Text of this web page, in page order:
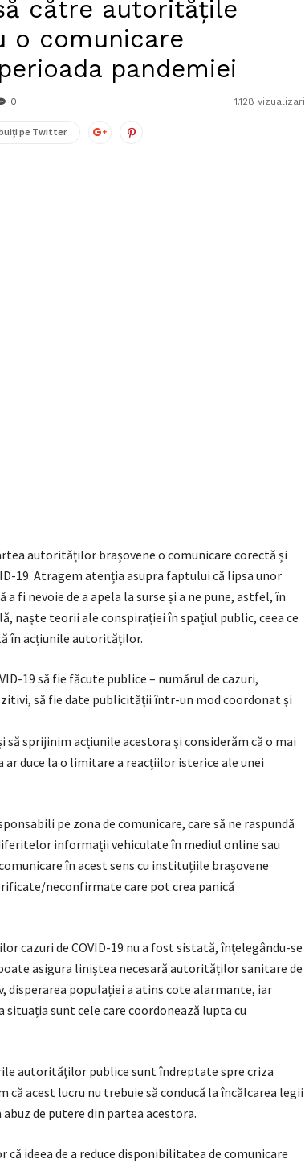
către autoritățile
o comunicare
pandemiei
0 1.128 vizualizari
pe Twitter
autorităților brașovene o comunicare corectă și
19. Atragem atenția asupra faptului că lipsa unor
fi nevoie de a apela la surse și a ne pune, astfel, în
naște teorii ale conspirației în spațiul public, ceea ce
în acțiunile autorităților.
19 să fie făcute publice – numărul de cazuri,
să fie date publicității într-un mod coordonat și
sprijinim acțiunile acestora și considerăm că o mai
duce la o limitare a reacțiilor isterice ale unei
pe zona de comunicare, care să ne raspundă
informații vehiculate în mediul online sau
în acest sens cu instituțiile brașovene
neconfirmate care pot crea panică
cazuri de COVID-19 nu a fost sistată, înțelegându-se
asigura liniștea necesară autorităților sanitare de
disperarea populației a atins cote alarmante, iar
sunt cele care coordonează lupta cu
autorităţilor publice sunt îndreptate spre criza
că acest lucru nu trebuie să conducă la încălcarea legii
de putere din partea acestora.
ideea de a reduce disponibilitatea de comunicare